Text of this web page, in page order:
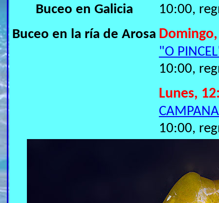
Buceo en Galicia
Buceo en la ría de Arosa
10:00,
"O
10:00,
Lunes,
10:00,